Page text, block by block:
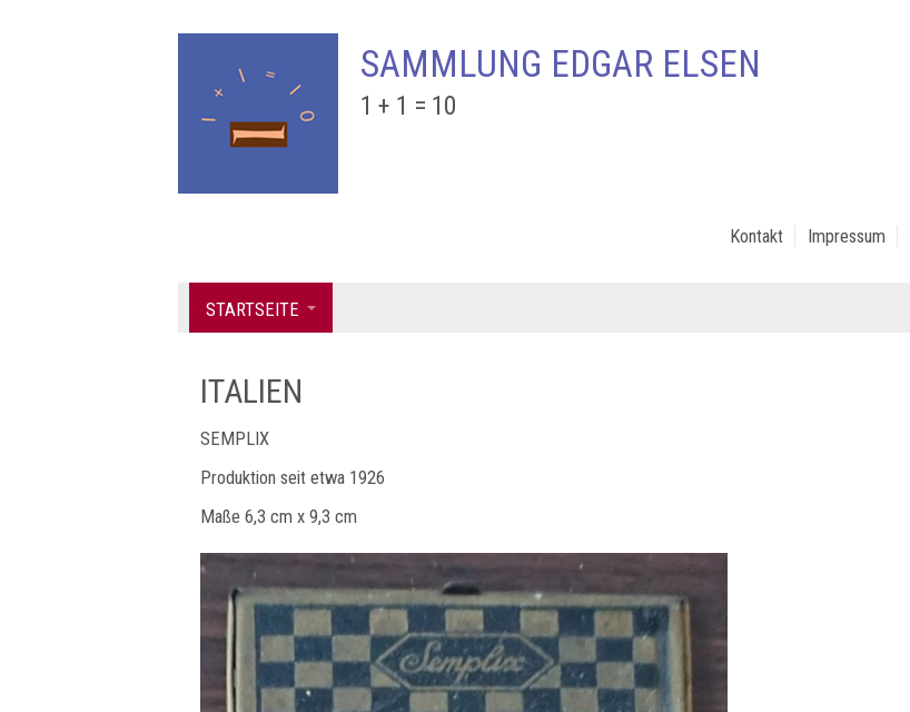
SAMMLUNG EDGAR ELSEN
1 + 1 = 10
Kontakt Impressum
STARTSEITE
ITALIEN
SEMPLIX
Produktion seit etwa 1926
Maße 6,3 cm x 9,3 cm